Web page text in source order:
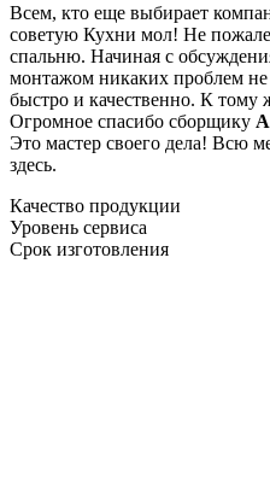
Всем, кто еще выбирает
советую Кухни мол! Не
спальню. Начиная с
монтажом никаких проблем
быстро и качественно. К тому
Огромное спасибо сборщику
Это мастер своего дела! Всю
здесь.
Качество продукции
Уровень сервиса
Срок изготовления